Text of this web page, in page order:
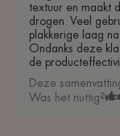
textuur en maakt
drogen. Veel
plakkerige laag
Ondanks deze
de
Deze
Was het nuttig? Ja